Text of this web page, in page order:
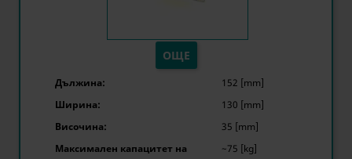
ОЩЕ
Дължина:
152 [mm]
Ширина:
130 [mm]
Височина:
35 [mm]
Максимален капацитет на
~75 [kg]